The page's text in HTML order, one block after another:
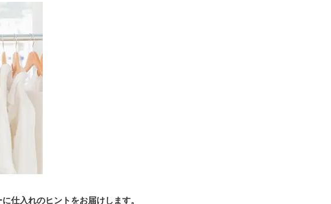
仕入れのヒントをお届けします。